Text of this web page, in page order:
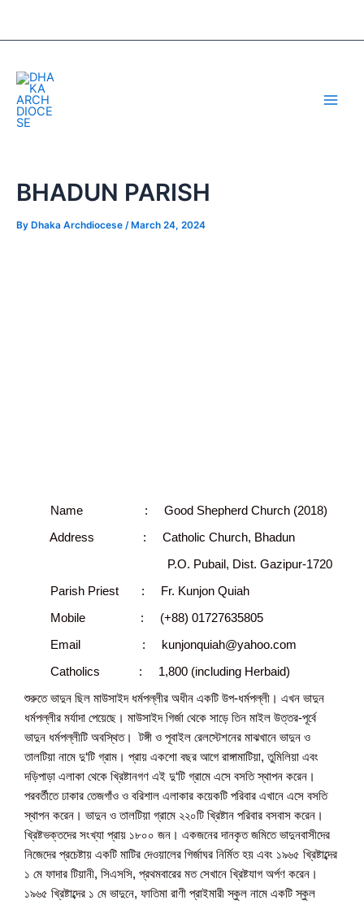
BHADUN PARISH
By Dhaka Archdiocese /March 24, 2024
Name : Good Shepherd Church (2018)
Address : Catholic Church, Bhadun
P.O. Pubail, Dist. Gazipur-1720
Parish Priest : Fr. Kunjon Quiah
Mobile : (+88) 01727635805
Email : kunjonquiah@yahoo.com
Catholics : 1,800 (including Herbaid)
শুরুতে ভাদুন ছিল মাউসাইদ ধর্মপল্লীর অধীন একটি উপ-ধর্মপল্লী। এখন ভাদুন
ধর্মপল্লীর মর্যাদা পেয়েছে। মাউসাইদ গির্জা থেকে সাড়ে তিন মাইল উত্তর-পূর্বে
ভাদুন ধর্মপল্লীটি অবস্থিত। টঙ্গী ও পূবাইল রেলস্টেশনের মাঝখানে ভাদুন ও
তালটিয়া নামে দু‘টি গ্রাম। প্রায় একশো বছর আগে রাঙ্গামাটিয়া, তুমিলিয়া এবং
দড়িপাড়া এলাকা থেকে খ্রিষ্টানগণ এই দু‘টি গ্রামে এসে বসতি স্থাপন করেন।
পরবর্তীতে ঢাকার তেজগাঁও ও বরিশাল এলাকার কয়েকটি পরিবার এখানে এসে বসতি
স্থাপন করেন। ভাদুন ও তালটিয়া গ্রামে ২২০টি খ্রিষ্টান পরিবার বসবাস করেন।
খ্রিষ্টভক্তদের সংখ্যা প্রায় ১৮০০ জন। একজনের দানকৃত জমিতে ভাদুনবাসীদের
নিজেদের প্রচেষ্টায় একটি মাটির দেওয়ালের গির্জাঘর নির্মিত হয় এবং ১৯৬৫ খ্রিষ্টাব্দের
১ মে ফাদার টিয়ানী, সিএসসি, প্রথমবারের মত সেখানে খ্রিষ্টযাগ অর্পণ করেন।
১৯৬৫ খ্রিষ্টাব্দের ১ মে ভাদুনে, ফাতিমা রাণী প্রাইমারী স্কুল নামে একটি স্কুল